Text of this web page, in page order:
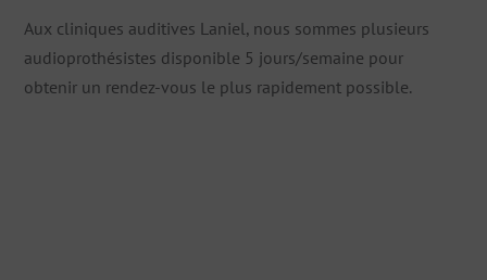
Aux cliniques auditives Laniel, nous sommes plusieurs
audioprothésistes disponible 5 jours/semaine pour
obtenir un rendez-vous le plus rapidement possible.